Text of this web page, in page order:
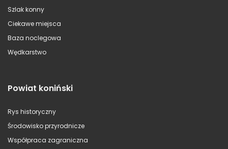
Szlak konny
Ciekawe miejsca
Baza noclegowa
Wędkarstwo
Powiat koniński
Rys historyczny
Środowisko przyrodnicze
Współpraca zagraniczna